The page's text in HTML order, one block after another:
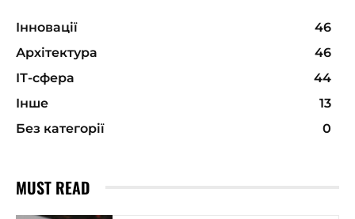
Інновації
46
Архітектура
46
ІТ-сфера
44
Інше
13
Без категорії
0
MUST READ